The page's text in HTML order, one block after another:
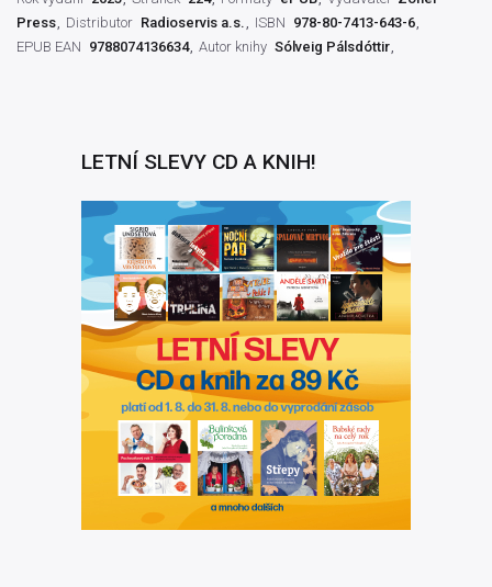
Press
Distributor Radioservis a.s. ISBN 978-80-7413-643-6
EPUB EAN 9788074136634 Autor knihy Sólveig Pálsdóttir
LETNÍ SLEVY CD A KNIH!